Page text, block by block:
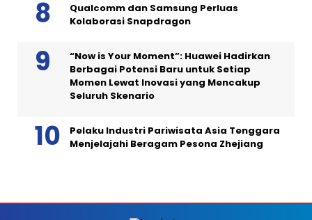
Qualcomm dan Samsung Perluas
Kolaborasi Snapdragon
“Now is Your Moment”: Huawei Hadirkan
Berbagai Potensi Baru untuk Setiap
Momen Lewat Inovasi yang Mencakup
Seluruh Skenario
Pelaku Industri Pariwisata Asia Tenggara
Menjelajahi Beragam Pesona Zhejiang